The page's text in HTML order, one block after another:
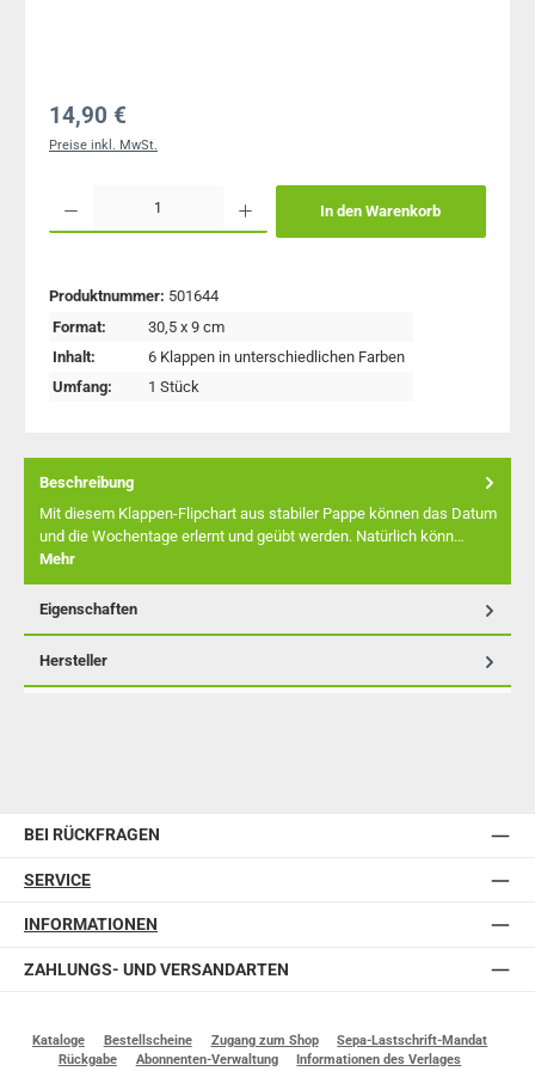
Regulärer Preis:
14,90 €
Preise inkl. MwSt.
In den Warenkorb
Produktnummer: 501644
Format:
30,5 x 9 cm
Inhalt:
6 Klappen in unterschiedlichen Farben
Umfang:
1 Stück
Beschreibung
Mit diesem Klappen-Flipchart aus stabiler Pappe können das Datum
und die Wochentage erlernt und geübt werden. Natürlich könn…
Mehr
Eigenschaften
Hersteller
BEI RÜCKFRAGEN
SERVICE
INFORMATIONEN
ZAHLUNGS- UND VERSANDARTEN
Kataloge Bestellscheine Zugang zum Shop
Sepa-Lastschrift-Mandat
Rückgabe
Abonnenten-Verwaltung Informationen des Verlages